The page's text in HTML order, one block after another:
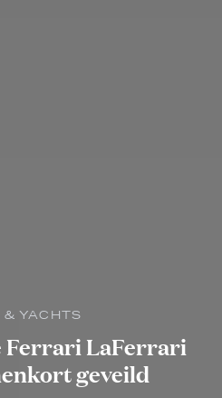
& YACHTS
Ferrari LaFerrari
geveild